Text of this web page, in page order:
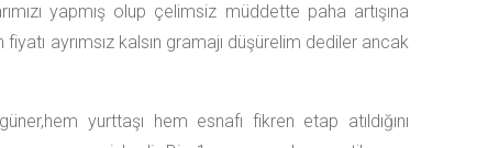
yapmış olup çelimsiz müddette paha artışına
ayrımsız kalsın gramajı düşürelim dediler ancak
yurttaşı hem esnafı fikren etap atıldığını